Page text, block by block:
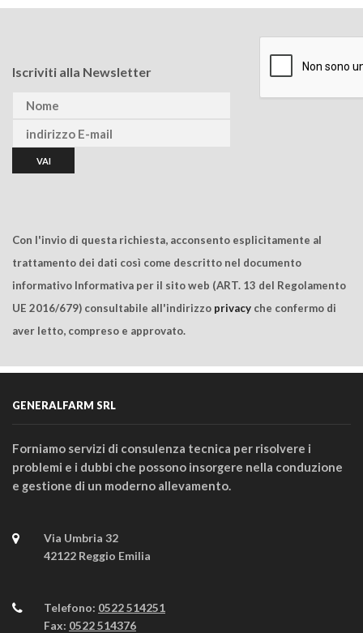
Iscriviti alla Newsletter
Con l'invio di questa richiesta, acconsento esplicitamente al
trattamento dei dati così come descritto nel documento
informativo Informativa per il sito web (ART. 13 del Regolamento
UE 2016/679) consultabile all'indirizzo privacy che confermo di
aver letto, compreso e approvato.
GENERALFARM SRL
Forniamo servizi di consulenza tecnica per risolvere i
problemi e i dubbi che possono insorgere nella conduzione
e gestione di un moderno allevamento.
Via Umbria 32
42122 Reggio Emilia
Telefono: 0522 514251
Fax: 0522 514376